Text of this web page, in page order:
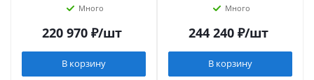
Много
220 970₽/шт
В корзину
Много
244 240₽/шт
В корзину